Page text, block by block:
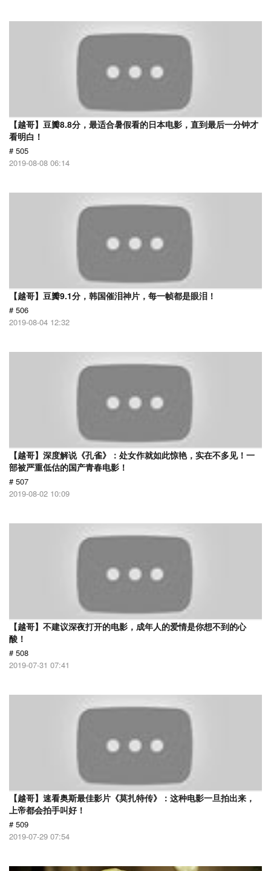
【越哥】豆瓣8.8分，最适合暑假看的日本电影，直到最后一分钟才
看明白！
# 505
2019-08-08 06:14
【越哥】豆瓣9.1分，韩国催泪神片，每一帧都是眼泪！
# 506
2019-08-04 12:32
【越哥】深度解说《孔雀》：处女作就如此惊艳，实在不多见！一
部被严重低估的国产青春电影！
# 507
2019-08-02 10:09
【越哥】不建议深夜打开的电影，成年人的爱情是你想不到的心
酸！
# 508
2019-07-31 07:41
【越哥】速看奥斯最佳影片《莫扎特传》：这种电影一旦拍出来，
上帝都会拍手叫好！
# 509
2019-07-29 07:54